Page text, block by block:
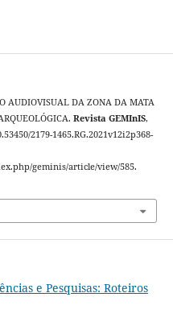
AUDIOVISUAL DA ZONA DA MATA
Revista GEMInIS,
2179-1465.RG.2021v12i2p368-
geminis/article/view/585.
e Pesquisas: Roteiros